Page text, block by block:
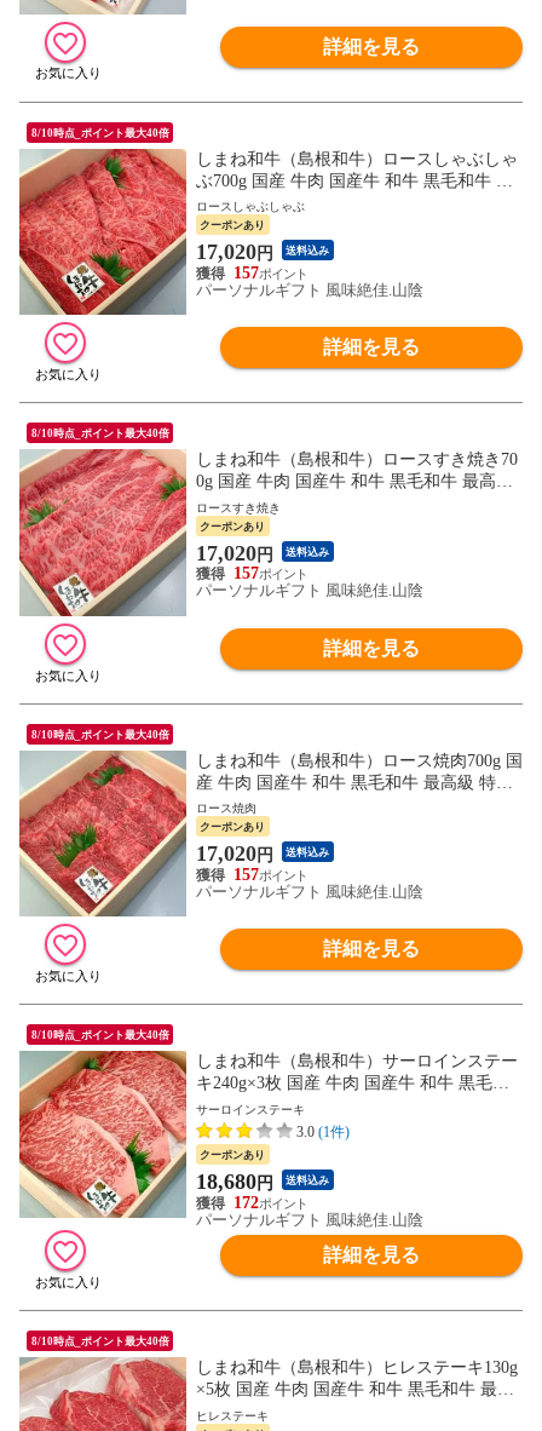
詳細を見る
8/10時点_ポイント最大40倍
しまね和牛（島根和牛）ロースしゃぶしゃ
ぶ700g 国産 牛肉 国産牛 和牛 黒毛和牛 最
高級 特選 厳選 送料無料（北海道・沖縄を
除く）
ロースしゃぶしゃぶ
クーポンあり
17,020円 送料込み
157
パーソナルギフト 風味絶佳.山陰
詳細を見る
8/10時点_ポイント最大40倍
しまね和牛（島根和牛）ロースすき焼き70
0g 国産 牛肉 国産牛 和牛 黒毛和牛 最高級
特選 厳選 送料無料（北海道・沖縄を除
く）
ロースすき焼き
クーポンあり
17,020円 送料込み
157
パーソナルギフト 風味絶佳.山陰
詳細を見る
8/10時点_ポイント最大40倍
しまね和牛（島根和牛）ロース焼肉700g 国
産 牛肉 国産牛 和牛 黒毛和牛 最高級 特選
厳選 送料無料（北海道・沖縄を除く）
ロース焼肉
クーポンあり
17,020円 送料込み
157
パーソナルギフト 風味絶佳.山陰
詳細を見る
8/10時点_ポイント最大40倍
しまね和牛（島根和牛）サーロインステー
キ240g×3枚 国産 牛肉 国産牛 和牛 黒毛和
牛 最高級 特選 厳選 送料無料（北海道・沖
縄を除く）
サーロインステーキ
3.0 (1件)
クーポンあり
18,680円 送料込み
172
パーソナルギフト 風味絶佳.山陰
詳細を見る
8/10時点_ポイント最大40倍
しまね和牛（島根和牛）ヒレステーキ130g
×5枚 国産 牛肉 国産牛 和牛 黒毛和牛 最高
級 特選 厳選 送料無料（北海道・沖縄を除
ヒレステーキ